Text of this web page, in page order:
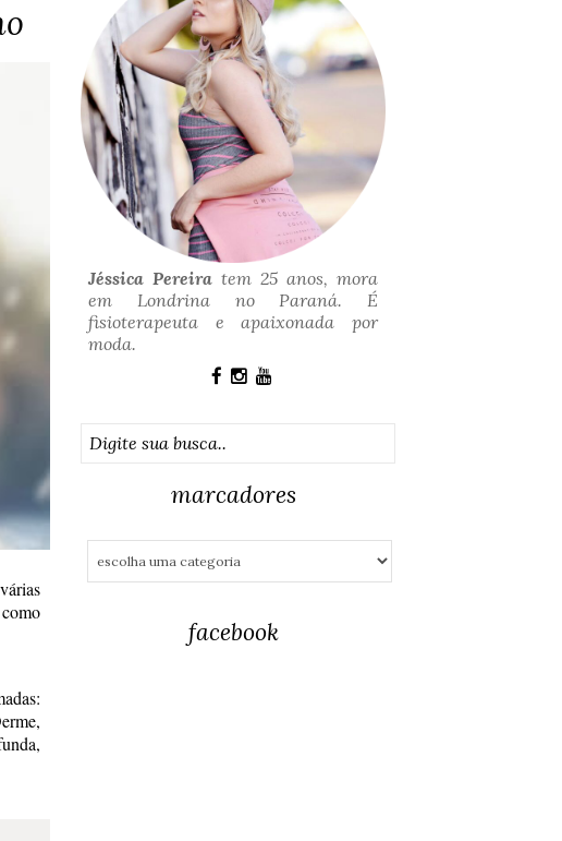
Jéssica Pereira tem 25 anos, mora
em Londrina no Paraná. É
fisioterapeuta e apaixonada por
moda.
marcadores
facebook